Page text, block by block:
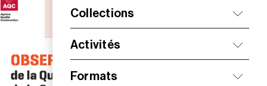
Collections
Activités
Formats